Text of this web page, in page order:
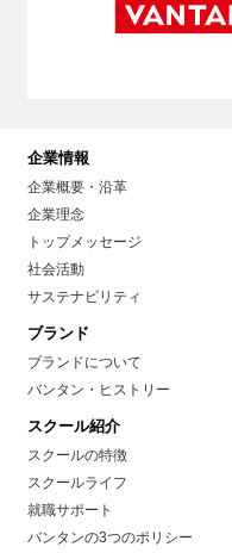
企業情報
企業概要・沿革
企業理念
トップメッセージ
社会活動
サステナビリティ
ブランド
ブランドについて
バンタン・ヒストリー
スクール紹介
スクールの特徴
スクールライフ
就職サポート
バンタンの3つのポリシー